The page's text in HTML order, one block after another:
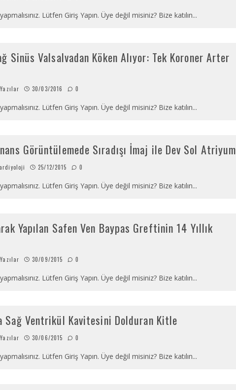
Lütfen Giriş Yapın. Üye değil misiniz? Bize katılın...
Sinüs Valsalvadan Köken Alıyor: Tek Koroner Arter
30/03/2016 0
Lütfen Giriş Yapın. Üye değil misiniz? Bize katılın...
Görüntülemede Sıradışı İmaj ile Dev Sol Atriyum
25/12/2015 0
Lütfen Giriş Yapın. Üye değil misiniz? Bize katılın...
Yapılan Safen Ven Baypas Greftinin 14 Yıllık
30/09/2015 0
Lütfen Giriş Yapın. Üye değil misiniz? Bize katılın...
Sağ Ventrikül Kavitesini Dolduran Kitle
30/06/2015 0
Lütfen Giriş Yapın. Üye değil misiniz? Bize katılın...